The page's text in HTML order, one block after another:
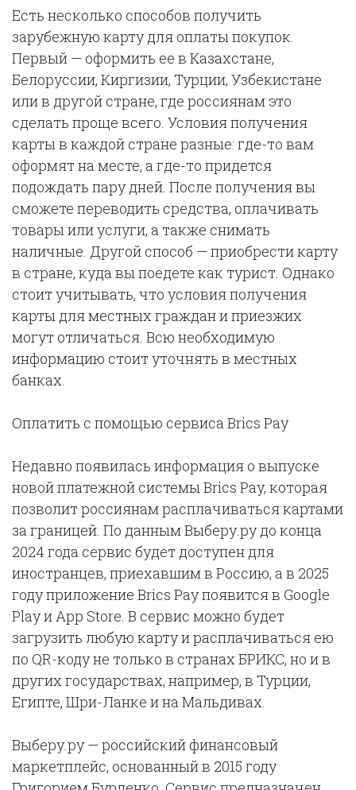
Есть несколько способов получить
зарубежную карту для оплаты покупок.
Первый — оформить ее в Казахстане,
Белоруссии, Киргизии, Турции, Узбекистане
или в другой стране, где россиянам это
сделать проще всего. Условия получения
карты в каждой стране разные: где-то вам
оформят на месте, а где-то придется
подождать пару дней. После получения вы
сможете переводить средства, оплачивать
товары или услуги, а также снимать
наличные. Другой способ — приобрести карту
в стране, куда вы поедете как турист. Однако
стоит учитывать, что условия получения
карты для местных граждан и приезжих
могут отличаться. Всю необходимую
информацию стоит уточнять в местных
банках.
Оплатить с помощью сервиса Brics Pay
Недавно появилась информация о выпуске
новой платежной системы Brics Pay, которая
позволит россиянам расплачиваться картами
за границей. По данным Выберу.ру до конца
2024 года сервис будет доступен для
иностранцев, приехавшим в Россию, а в 2025
году приложение Brics Pay появится в Google
Play и App Store. В сервис можно будет
загрузить любую карту и расплачиваться ею
по QR-коду не только в странах БРИКС, но и в
других государствах, например, в Турции,
Египте, Шри-Ланке и на Мальдивах.
Выберу.ру — российский финансовый
маркетплейс, основанный в 2015 году